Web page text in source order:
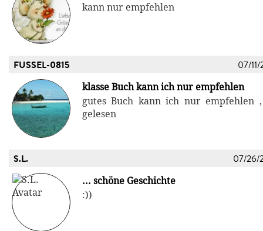
kann nur empfehlen
FUSSEL-0815 07/
klasse Buch kann ich nur empfehlen
gutes Buch kann ich nur empfehlen
gelesen
S.L. 07/26/
... schöne Geschichte
:))